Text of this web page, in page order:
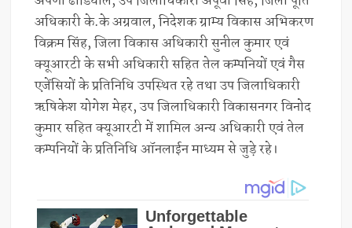
अधिकारी के.के अग्रवाल, निदेशक ग्राम्य विकास अभिकरण
विक्रम सिंह, जिला विकास अधिकारी सुनील कुमार एवं
क्यूआरटी के सभी अधिकारी सहित तेल कम्पनियों एवं गैस
एजेंसियों के प्रतिनिधि उपस्थित रहे तथा उप जिलाधिकारी
ऋषिकेश योगेश मेहर, उप जिलाधिकारी विकासनगर विनोद
कुमार सहित क्यूआरटी में शामिल अन्य अधिकारी एवं तेल
कम्पनियों के प्रतिनिधि ऑनलाईन माध्यम से जुडे़ रहे।